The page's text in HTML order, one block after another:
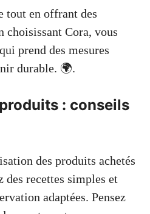
tout en offrant des
choisissant Cora, vous
prend des mesures
durable. 🌍.
: conseils
des produits achetés
recettes simples et
adaptées. Pensez